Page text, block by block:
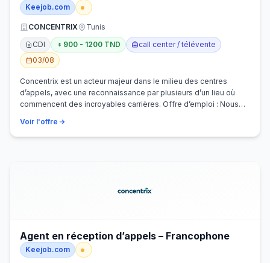
Keejob.com
CONCENTRIX
Tunis
CDI
900 - 1200 TND
call center / télévente
03/08
Concentrix est un acteur majeur dans le milieu des centres
d’appels, avec une reconnaissance par plusieurs d’un lieu où
commencent des incroyables carrières. Offre d’emploi : Nous
Voir l'offre
Agent en réception d’appels – Francophone
Keejob.com